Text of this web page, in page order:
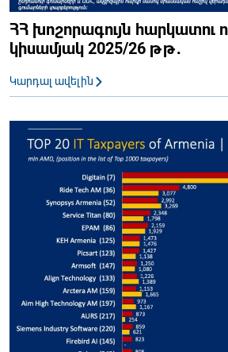
ՀՀ խոշորագույն հարկատու
կիսամյակ 2025/26 թթ․
Կարդալ ավելին